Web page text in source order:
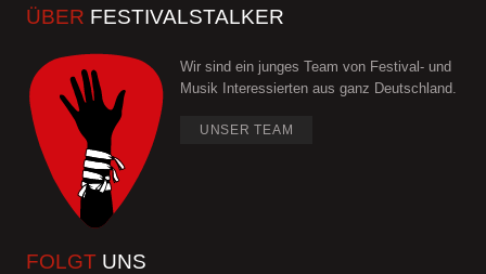
ÜBER FESTIVALSTALKER
Wir sind ein junges Team von Festival- und
Musik Interessierten aus ganz Deutschland.
UNSER TEAM
FOLGT UNS